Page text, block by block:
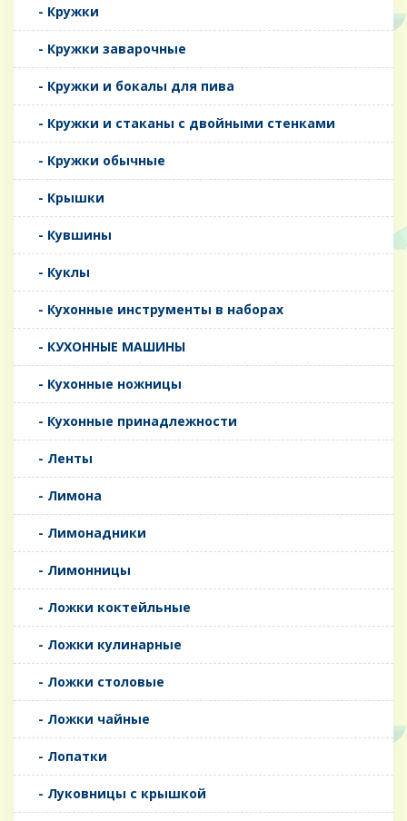
- Кружки
- Кружки заварочные
- Кружки и бокалы для пива
- Кружки и стаканы с двойными стенками
- Кружки обычные
- Крышки
- Кувшины
- Куклы
- Кухонные инструменты в наборах
- КУХОННЫЕ МАШИНЫ
- Кухонные ножницы
- Кухонные принадлежности
- Ленты
- Лимона
- Лимонадники
- Лимонницы
- Ложки коктейльные
- Ложки кулинарные
- Ложки столовые
- Ложки чайные
- Лопатки
- Луковницы с крышкой